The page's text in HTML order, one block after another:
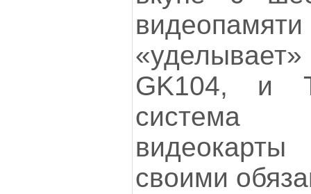
GK104, и
система
своими